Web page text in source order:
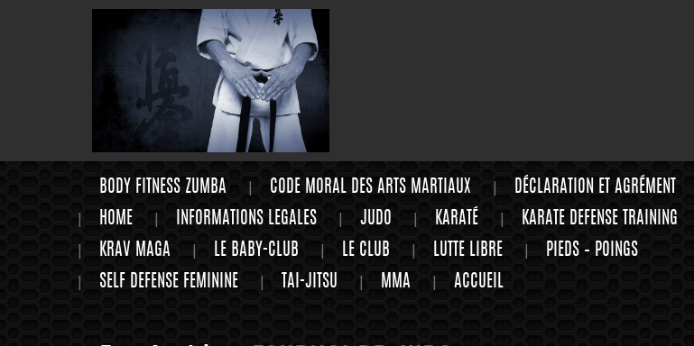
BODY FITNESS ZUMBA CODE MORAL DES ARTS MARTIAUX
DÉCLARATION ET AGRÉMENT
HOME
INFORMATIONS LEGALES JUDO KARATÉ
KARATE DEFENSE TRAINING
KRAV MAGA
LE BABY-CLUB LE CLUB LUTTE LIBRE
PIEDS – POINGS
SELF DEFENSE FEMININE
TAI-JITSU MMA ACCUEIL